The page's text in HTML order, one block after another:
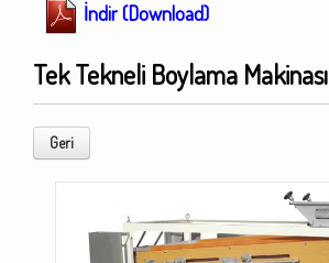
İndir (Download)
Tek Tekneli Boylama Makinası
Geri